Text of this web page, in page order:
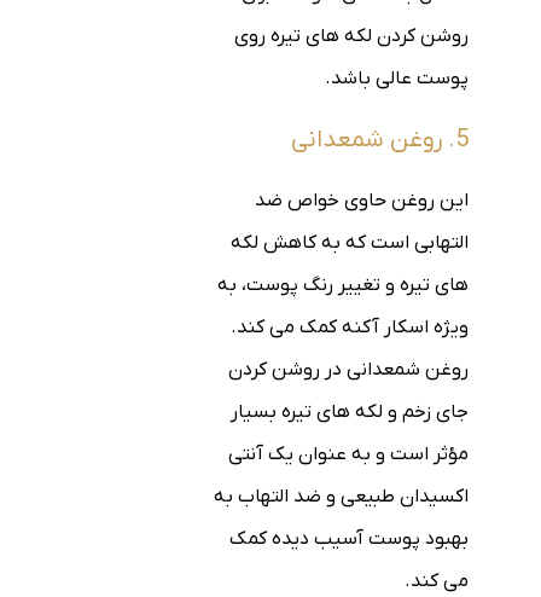
روشن کردن لکه های تیره روی
پوست عالی باشد.
5. روغن شمعدانی
این روغن حاوی خواص ضد
التهابی است که به کاهش لکه
های تیره و تغییر رنگ پوست، به
ویژه اسکار آکنه کمک می کند.
روغن شمعدانی در روشن کردن
جای زخم و لکه های تیره بسیار
مؤثر است و به عنوان یک آنتی
اکسیدان طبیعی و ضد التهاب به
بهبود پوست آسیب دیده کمک
می کند.